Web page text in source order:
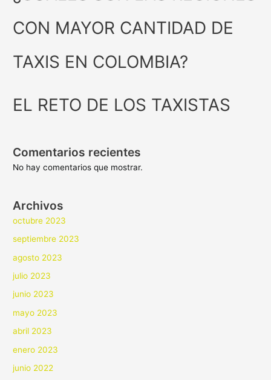
CON MAYOR CANTIDAD DE
TAXIS EN COLOMBIA?
EL RETO DE LOS TAXISTAS
Comentarios recientes
No hay comentarios que mostrar.
Archivos
octubre 2023
septiembre 2023
agosto 2023
julio 2023
junio 2023
mayo 2023
abril 2023
enero 2023
junio 2022